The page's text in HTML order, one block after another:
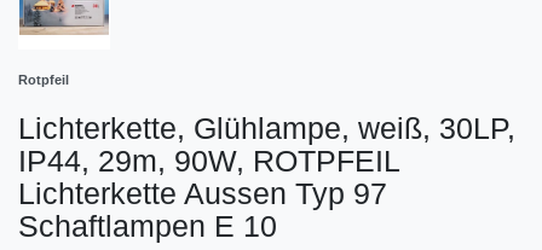
Rotpfeil
Lichterkette, Glühlampe, weiß, 30LP,
IP44, 29m, 90W, ROTPFEIL
Lichterkette Aussen Typ 97
Schaftlampen E 10